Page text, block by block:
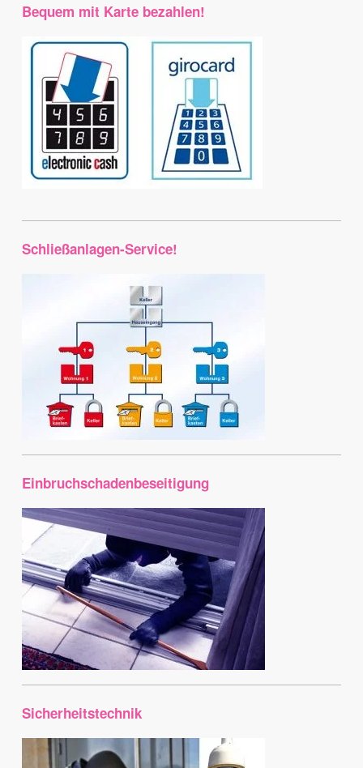
Bequem mit Karte bezahlen!
Schließanlagen-Service!
Einbruchschadenbeseitigung
Sicherheitstechnik